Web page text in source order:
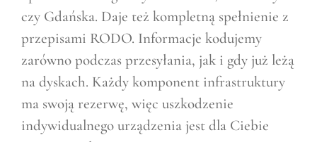
czy Gdańska. Daje też kompletną spełnienie z
przepisami RODO. Informacje kodujemy
zarówno podczas przesyłania, jak i gdy już leżą
na dyskach. Każdy komponent infrastruktury
ma swoją rezerwę, więc uszkodzenie
indywidualnego urządzenia jest dla Ciebie